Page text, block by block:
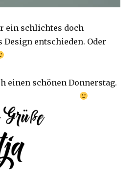
ein schlichtes doch
Design entschieden. Oder
einen schönen Donnerstag.